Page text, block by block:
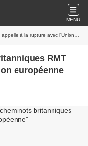
MENU
à la rupture avec l'Union européenne
RMT
européenne